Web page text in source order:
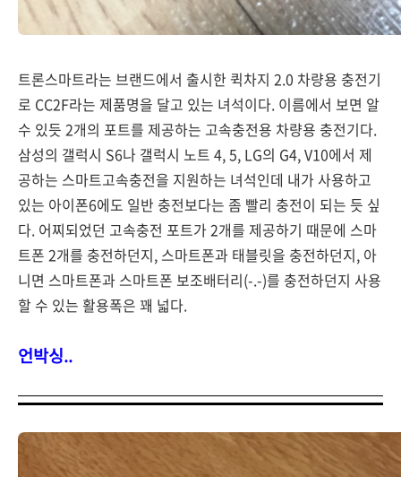
트론스마트라는 브랜드에서 출시한 퀵차지 2.0 차량용 충전기
로 CC2F라는 제품명을 달고 있는 녀석이다. 이름에서 보면 알
수 있듯 2개의 포트를 제공하는 고속충전용 차량용 충전기다.
삼성의 갤럭시 S6나 갤럭시 노트 4, 5, LG의 G4, V10에서 제
공하는 스마트고속충전을 지원하는 녀석인데 내가 사용하고
있는 아이폰6에도 일반 충전보다는 좀 빨리 충전이 되는 듯 싶
다. 어찌되었던 고속충전 포트가 2개를 제공하기 때문에 스마
트폰 2개를 충전하던지, 스마트폰과 태블릿을 충전하던지, 아
니면 스마트폰과 스마트폰 보조배터리(-.-)를 충전하던지 사용
할 수 있는 활용폭은 꽤 넓다.
언박싱..